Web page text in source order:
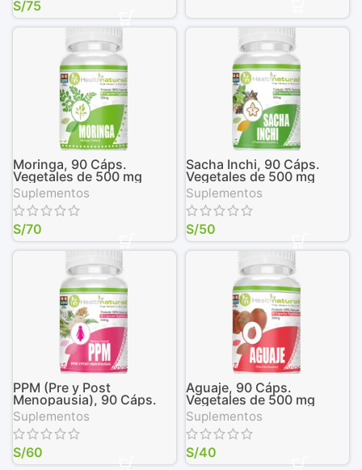
S/75
Moringa, 90 Cáps.
Vegetales de 500 mg
Suplementos
S/70
Sacha Inchi, 90 Cáps.
Vegetales de 500 mg
Suplementos
S/50
PPM (Pre y Post
Menopausia), 90 Cáps.
Vegetales de 500 mg
Suplementos
S/60
Aguaje, 90 Cáps.
Vegetales de 500 mg
Suplementos
S/40